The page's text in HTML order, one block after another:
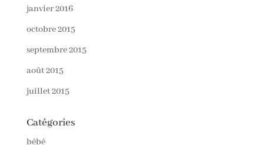
janvier 2016
octobre 2015
septembre 2015
août 2015
juillet 2015
Catégories
bébé